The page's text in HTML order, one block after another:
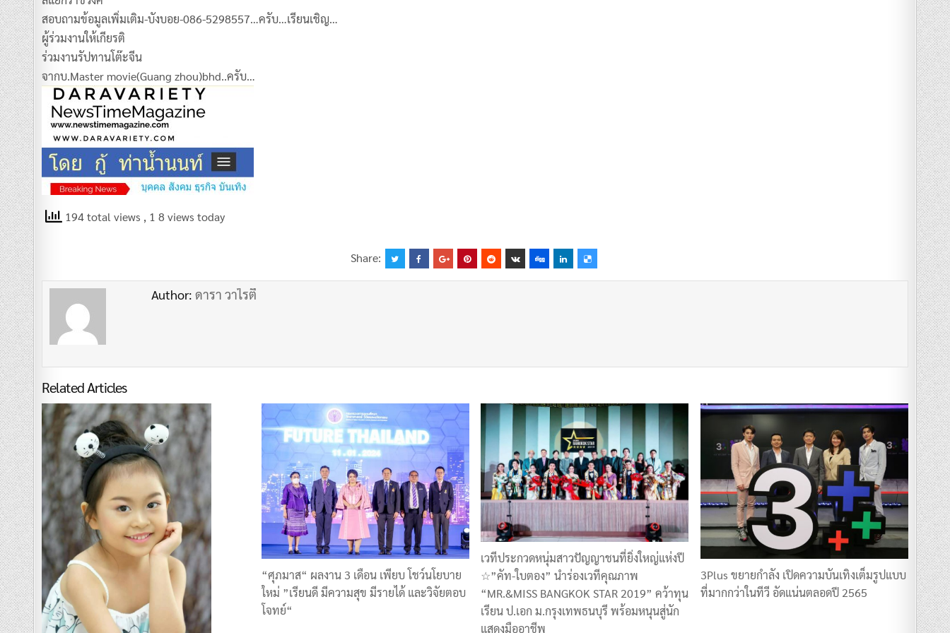
สอบถามข้อมูลเพิ่มเติม-บังบอย-086-5298557…ครับ…เรียนเชิญ…
ผู้ร่วมงานให้เกียรติ
ร่วมงานรัปทานโต๊ะจีน
จากบ.Master movie(Guang zhou)bhd..ครับ…
194 total views , 1 8 views today
Share:
Author:ดารา วาไรตี้
Related Articles
“ศุภมาส“ ผลงาน 3 เดือน เพียบ โชว์นโยบาย
ใหม่ ”เรียนดี มีความสุข มีรายได้ และวิจัยตอบ
โจทย์“
เวทีประกวดหนุ่มสาวปัญญาชนที่ยิ่งใหญ่แห่งปี
☆”คัท-ใบตอง” นำร่องเวทีคุณภาพ
“MR.&MISS BANGKOK STAR 2019” คว้าทุน
เรียน ป.เอก ม.กรุงเทพธนบุรี พร้อมหนุนสู่นัก
แสดงมืออาชีพ
3Plus ขยายกำลัง เปิดความบันเทิงเต็มรูปแบบ
ที่มากกว่าในทีวี อัดแน่นตลอดปี 2565